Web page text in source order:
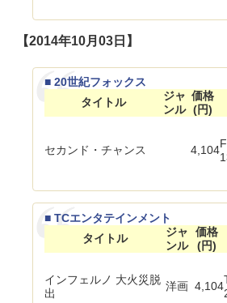
【2014年10月03日】
■ 20世紀フォックス
タイトル
ジャ
ンル
価格
(円)
セカンド・チャンス 4,104
■ TCエンタテインメント
タイトル
ジャ
ンル
価格
(円)
インフェルノ 大火災脱
出
洋画 4,104